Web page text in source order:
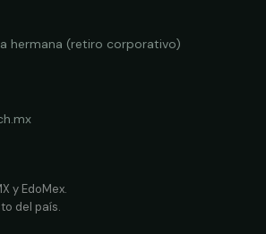
hermana (retiro corporativo)
y EdoMex.
del país.